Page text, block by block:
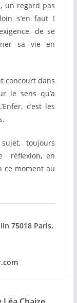
un regard pas
s’en faut !
de se
sa vie en
concourt dans
le sens qu’a
c’est les
toujours
réflexion, en
moment au
75018 Paris.